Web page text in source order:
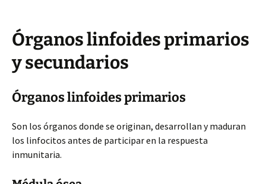
Órganos linfoides primarios
y secundarios
Órganos linfoides primarios
Son los órganos donde se originan, desarrollan y maduran
los linfocitos antes de participar en la respuesta
inmunitaria.